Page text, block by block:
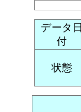
データ日
付
状態